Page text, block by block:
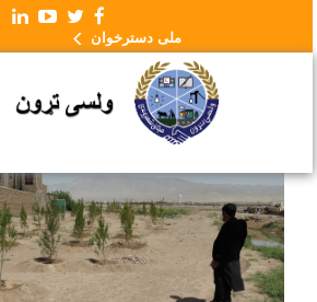
ملی دسترخوان